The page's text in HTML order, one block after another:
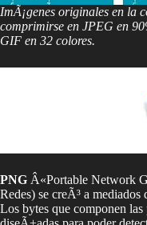
ImÃ¡genes originales en la
comprimirse en JPEG en
GIF en 32 colores.
PNG Â«Portable Network
Redes) se creÃ³ a
Los bytes que componen